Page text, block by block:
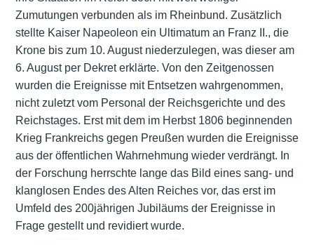
Zumutungen verbunden als im Rheinbund. Zusätzlich
stellte Kaiser Napeoleon ein Ultimatum an Franz II., die
Krone bis zum 10. August niederzulegen, was dieser am
6. August per Dekret erklärte. Von den Zeitgenossen
wurden die Ereignisse mit Entsetzen wahrgenommen,
nicht zuletzt vom Personal der Reichsgerichte und des
Reichstages. Erst mit dem im Herbst 1806 beginnenden
Krieg Frankreichs gegen Preußen wurden die Ereignisse
aus der öffentlichen Wahrnehmung wieder verdrängt. In
der Forschung herrschte lange das Bild eines sang- und
klanglosen Endes des Alten Reiches vor, das erst im
Umfeld des 200jährigen Jubiläums der Ereignisse in
Frage gestellt und revidiert wurde.